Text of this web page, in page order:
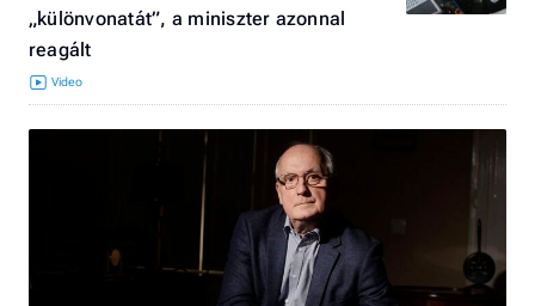
„különvonatát”, a miniszter azonnal
reagált